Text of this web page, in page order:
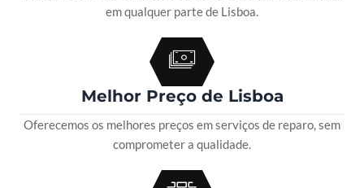
em qualquer parte de Lisboa.
Melhor Preço de Lisboa
Oferecemos os melhores preços em serviços de reparo, sem
comprometer a qualidade.